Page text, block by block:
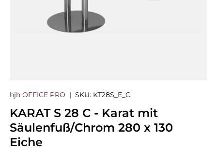
hjh OFFICE PRO | SKU: KT28S_E_C
KARAT S 28 C - Karat mit
Säulenfuß/Chrom 280 x 130
Eiche